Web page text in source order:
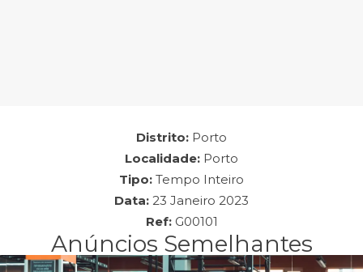
Distrito: Porto
Localidade: Porto
Tipo: Tempo Inteiro
Data: 23 Janeiro 2023
Ref: G00101
Anúncios Semelhantes